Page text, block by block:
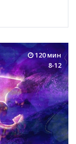
120 мин
8-12